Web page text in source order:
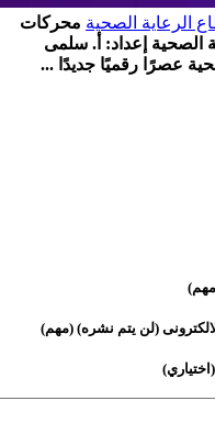
الرعاية الصحية محركات
الصحية إعداد: أ. سلمى
عصرًا رقميًا جديدًا ...
الالكترونى (لن يتم نشره) (مهم)